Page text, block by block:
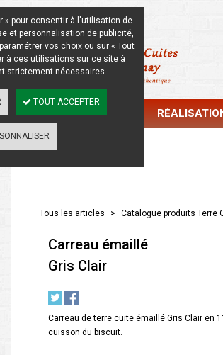
La Beauté de l'Authentique
CATALOGUE
Catalogue
Tous les articles > Catalogue produits Terre
Carreau émaillé
Gris Clair
Carreau de terre cuite émaillé Gris Clair en
cuisson du biscuit.
» pour consentir à l'utilisation de
et personnalisation de publicité,
vos choix ou sur « Tout
à ces utilisations sur ce site à
strictement nécessaires.
TOUT ACCEPTER